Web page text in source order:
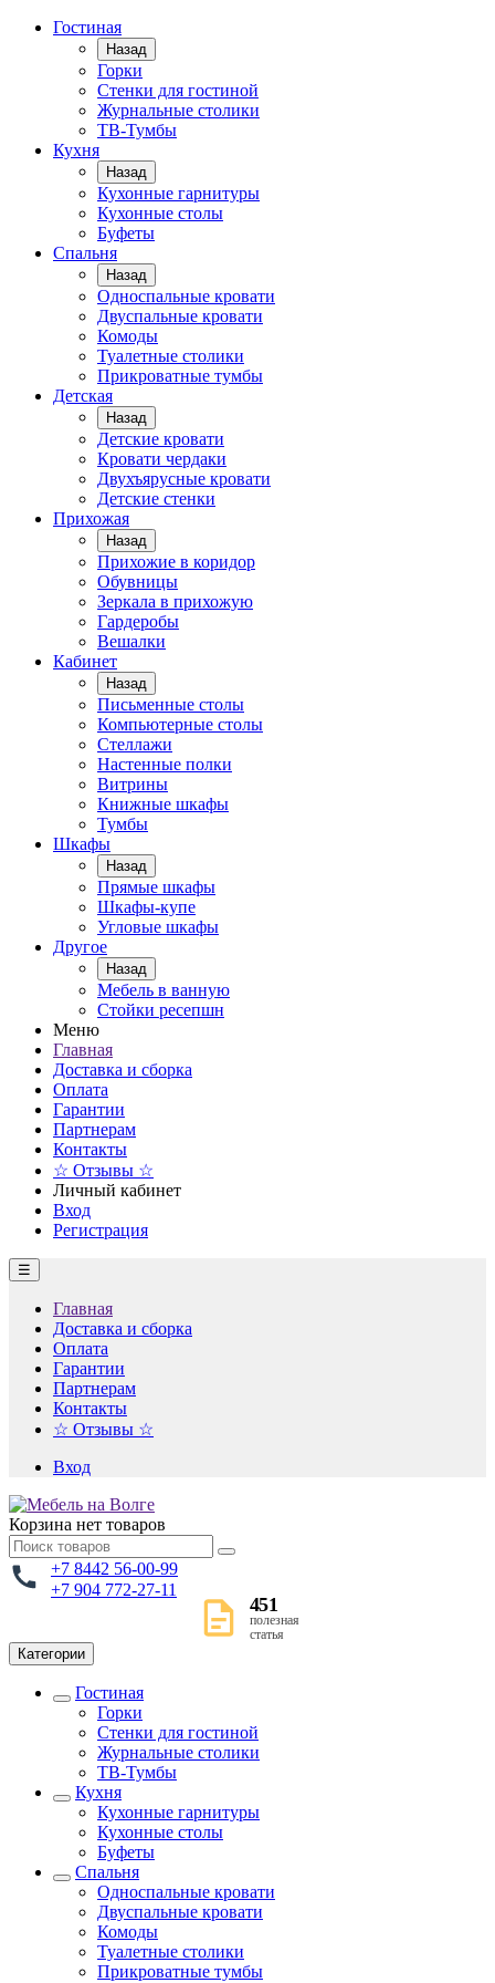
Гостиная
Назад
Горки
Стенки для гостиной
Журнальные столики
TВ-Тумбы
Кухня
Назад
Кухонные гарнитуры
Кухонные столы
Буфеты
Спальня
Назад
Односпальные кровати
Двуспальные кровати
Комоды
Туалетные столики
Прикроватные тумбы
Детская
Назад
Детские кровати
Кровати чердаки
Двухъярусные кровати
Детские стенки
Прихожая
Назад
Прихожие в коридор
Обувницы
Зеркала в прихожую
Гардеробы
Вешалки
Кабинет
Назад
Письменные столы
Компьютерные столы
Стеллажи
Настенные полки
Витрины
Книжные шкафы
Тумбы
Шкафы
Назад
Прямые шкафы
Шкафы-купе
Угловые шкафы
Другое
Назад
Мебель в ванную
Стойки ресепшн
Меню
Главная
Доставка и сборка
Оплата
Гарантии
Партнерам
Контакты
☆ Отзывы ☆
Личный кабинет
Вход
Регистрация
☰
Главная
Доставка и сборка
Оплата
Гарантии
Партнерам
Контакты
☆ Отзывы ☆
Вход
Корзина нет товаров
+7 8442 56-00-99
+7 904 772-27-11
451
полезная
статья
Категории
Гостиная
Горки
Стенки для гостиной
Журнальные столики
TВ-Тумбы
Кухня
Кухонные гарнитуры
Кухонные столы
Буфеты
Спальня
Односпальные кровати
Двуспальные кровати
Комоды
Туалетные столики
Прикроватные тумбы